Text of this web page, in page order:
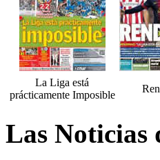
La Liga está
prácticamente Imposible
Las Noticias